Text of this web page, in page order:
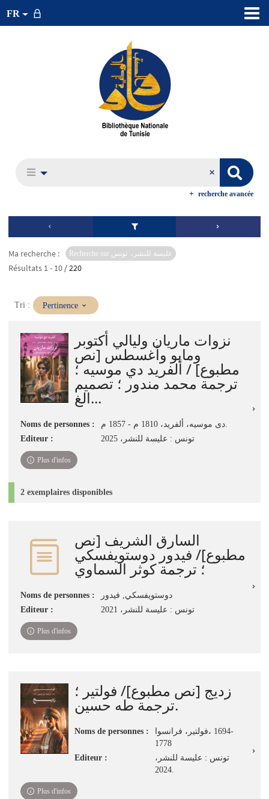
FR
recherche avancée
Ma recherche : Recherche sur عليسة للنشر،. تونس
Résultats 1 - 10 / 220
Tri : (Mise
immédiate)
Pertinence
نزوات ماريان وليالي أكتوبر
ومايو وأغسطس [نص
مطبوع] / ألفريد دي موسيه ؛
ترجمة محمد مندور ؛ تصميم
الغ...
Noms de personnes :
دى موسيه، ألفريد، 1810 م - 1857 م.
Editeur :
تونس : عليسة للنشر، 2025
Plus d'infos
2 exemplaires disponibles
السارق الشريف [نص
مطبوع]‏‏‏‏‏‏‏/ ‏فيدور دوستويفسكي‏
؛ ‏ترجمة كوثر السماوي
Noms de personnes :
دوستويفسكي, فيدور
Editeur :
تونس : ‏عليسة للنشر، ‏‏2021
Plus d'infos
زديج [نص مطبوع]/ فولتير ؛
ترجمة طه حسين.
Noms de personnes :
فولتير، فرانسوا،‪‪ 1694-
1778
Editeur :
تونس : عليسة للنشر،
2024.
Plus d'infos